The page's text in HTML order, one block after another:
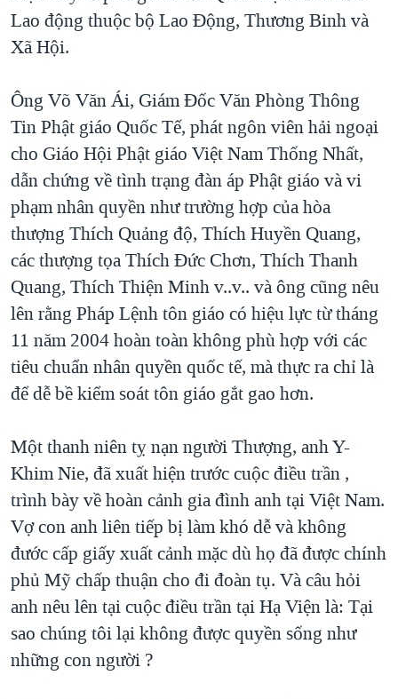
Lao động thuộc bộ Lao Động, Thương Binh và
Xã Hội.
Ông Võ Văn Ái, Giám Đốc Văn Phòng Thông
Tin Phật giáo Quốc Tế, phát ngôn viên hải ngoại
cho Giáo Hội Phật giáo Việt Nam Thống Nhất,
dẫn chứng về tình trạng đàn áp Phật giáo và vi
phạm nhân quyền như trường hợp của hòa
thượng Thích Quảng độ, Thích Huyền Quang,
các thượng tọa Thích Đức Chơn, Thích Thanh
Quang, Thích Thiện Minh v..v.. và ông cũng nêu
lên rằng Pháp Lệnh tôn giáo có hiệu lực từ tháng
11 năm 2004 hoàn toàn không phù hợp với các
tiêu chuẩn nhân quyền quốc tế, mà thực ra chỉ là
để dễ bề kiểm soát tôn giáo gắt gao hơn.
Một thanh niên tỵ nạn người Thượng, anh Y-
Khim Nie, đã xuất hiện trước cuộc điều trần ,
trình bày về hoàn cảnh gia đình anh tại Việt Nam.
Vợ con anh liên tiếp bị làm khó dễ và không
đước cấp giấy xuất cảnh mặc dù họ đã được chính
phủ Mỹ chấp thuận cho đi đoàn tụ. Và câu hỏi
anh nêu lên tại cuộc điều trần tại Hạ Viện là: Tại
sao chúng tôi lại không được quyền sống như
những con người ?